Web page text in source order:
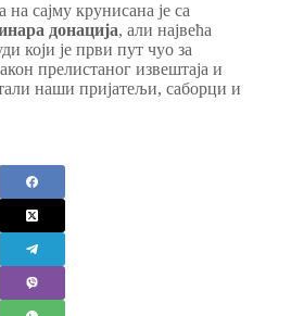
сајму крунисана је са
донација, али највећа
који је први пут чуо за
прелистаног извештаја и
наши пријатељи, саборци и